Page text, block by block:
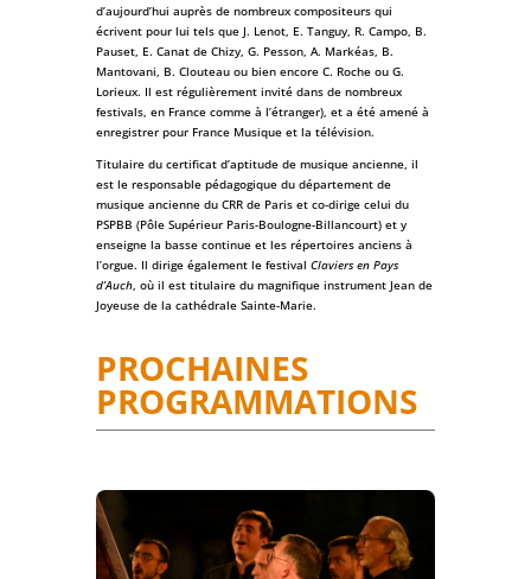
d’aujourd’hui auprès de nombreux compositeurs qui
écrivent pour lui tels que J. Lenot, E. Tanguy, R. Campo, B.
Pauset, E. Canat de Chizy, G. Pesson, A. Markéas, B.
Mantovani, B. Clouteau ou bien encore C. Roche ou G.
Lorieux. Il est régulièrement invité dans de nombreux
festivals, en France comme à l’étranger), et a été amené à
enregistrer pour France Musique et la télévision.
Titulaire du certificat d’aptitude de musique ancienne, il
est le responsable pédagogique du département de
musique ancienne du CRR de Paris et co-dirige celui du
PSPBB (Pôle Supérieur Paris-Boulogne-Billancourt) et y
enseigne la basse continue et les répertoires anciens à
l’orgue. Il dirige également le festival Claviers en Pays
d’Auch, où il est titulaire du magnifique instrument Jean de
Joyeuse de la cathédrale Sainte-Marie.
PROCHAINES
PROGRAMMATIONS